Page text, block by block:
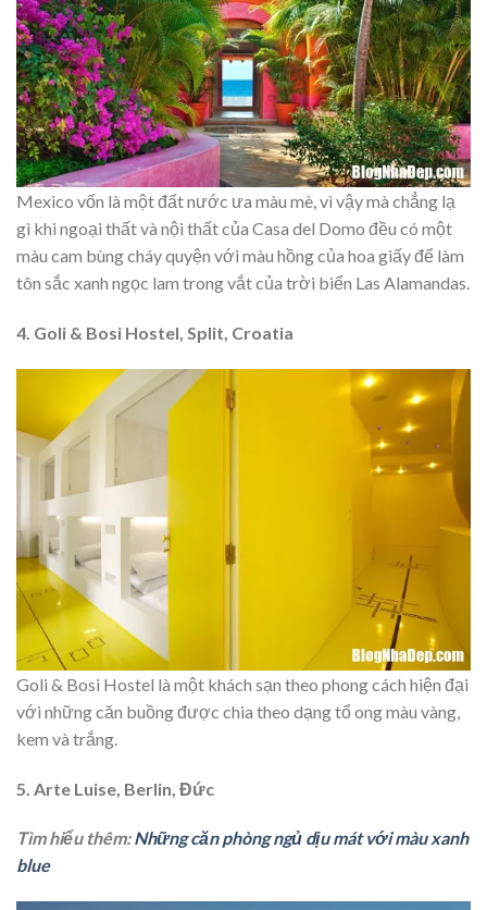
Mexico vốn là một đất nước ưa màu mè, vì vậy mà chẳng lạ
gì khi ngoại thất và nội thất của Casa del Domo đều có một
màu cam bùng cháy quyện với màu hồng của hoa giấy để làm
tôn sắc xanh ngọc lam trong vắt của trời biển Las Alamandas.
4. Goli & Bosi Hostel, Split, Croatia
Goli & Bosi Hostel là một khách sạn theo phong cách hiện đại
với những căn buồng được chia theo dạng tổ ong màu vàng,
kem và trắng.
5. Arte Luise, Berlin, Đức
Tìm hiểu thêm:Những căn phòng ngủ dịu mát với màu xanh
blue